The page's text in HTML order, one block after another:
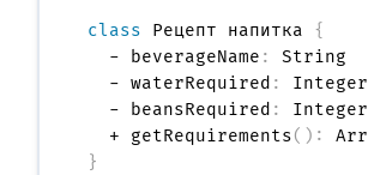
class Рецепт напитка {
  - beverageName
:
String
  - waterRequired
:
Integer
  - beansRequired
:
Integer
  + getRequirements
( ) :
}